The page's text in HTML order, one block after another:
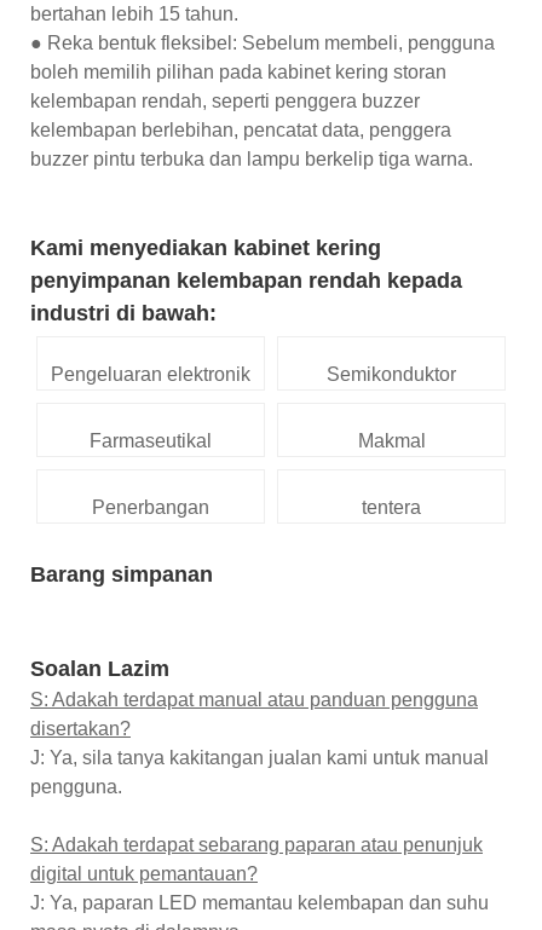
bertahan lebih 15 tahun.
● Reka bentuk fleksibel: Sebelum membeli, pengguna
boleh memilih pilihan pada kabinet kering storan
kelembapan rendah, seperti penggera buzzer
kelembapan berlebihan, pencatat data, penggera
buzzer pintu terbuka dan lampu berkelip tiga warna.
Kami menyediakan kabinet kering
penyimpanan kelembapan rendah kepada
industri di bawah:
Pengeluaran elektronik Semikonduktor
Farmaseutikal Makmal
Penerbangan tentera
Barang simpanan
Soalan Lazim
S: Adakah terdapat manual atau panduan pengguna
disertakan?
J: Ya, sila tanya kakitangan jualan kami untuk manual
pengguna.
S: Adakah terdapat sebarang paparan atau penunjuk
digital untuk pemantauan?
J: Ya, paparan LED memantau kelembapan dan suhu